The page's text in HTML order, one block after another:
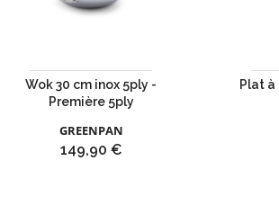
Wok 30 cm inox 5ply -
Première 5ply
GREENPAN
Prix
149,90 €
Plat